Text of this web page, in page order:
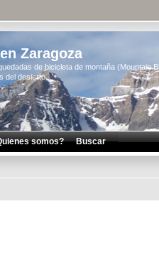
Zaragoza
de bicicleta de montaña (Mountain
del desierto...
somos? Buscar